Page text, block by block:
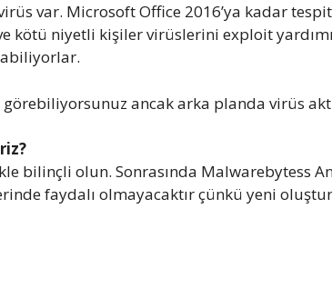
var. Microsoft Office 2016’ya kadar
kötü niyetli kişiler virüslerini exploit
görebiliyorsunuz ancak arka planda virüs
bilinçli olun. Sonrasında Malwarebytess
faydalı olmayacaktır çünkü yeni